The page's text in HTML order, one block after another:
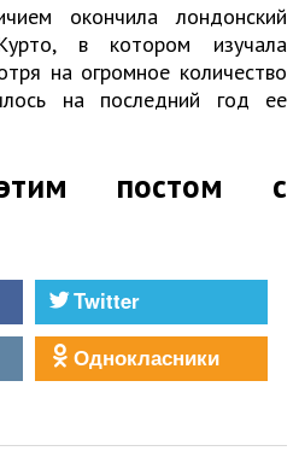
окончила лондонский
в котором изучала
на огромное количество
на последний год ее
постом с
Twitter
Однокласники